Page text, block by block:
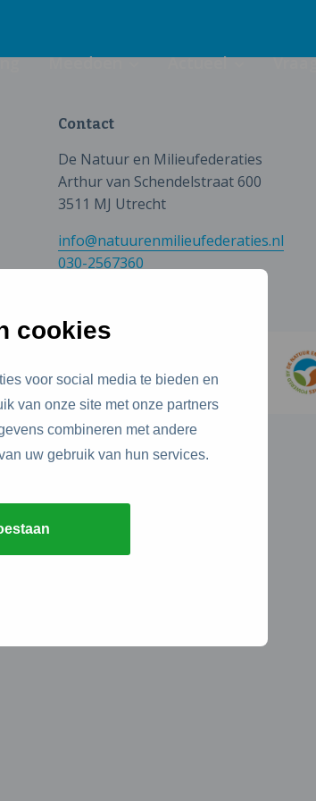
cookies
voor social media te bieden en
van onze site met onze partners
combineren met andere
uw gebruik van hun services.
Meedoen Actueel
Contact
De Natuur en Milieufederaties
Arthur van Schendelstraat 600
3511 MJ Utrecht
info@natuurenmilieufederaties.nl
030-2567360